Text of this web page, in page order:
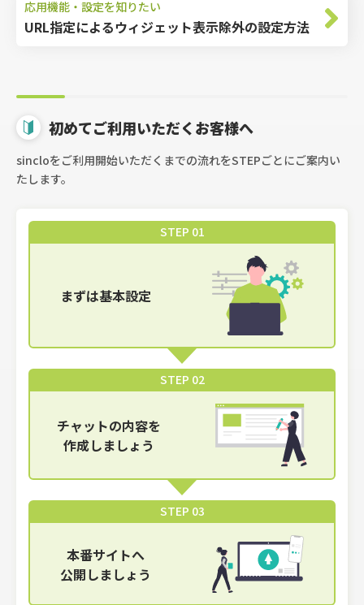
応用機能・設定を知りたい
URL指定によるウィジェット表示除外の設定方法
初めてご利用いただくお客様へ
sincloをご利用開始いただくまでの流れをSTEPごとにご案内い
たします。
STEP 01
まずは基本設定
STEP 02
チャットの内容を
作成しましょう
STEP 03
本番サイトへ
公開しましょう